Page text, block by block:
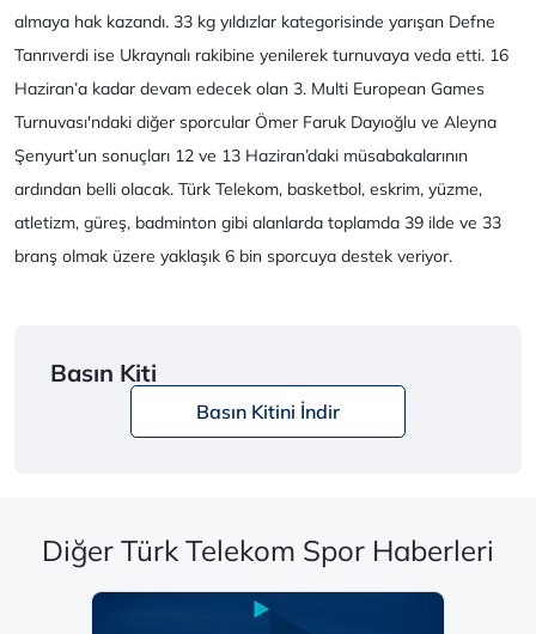
almaya hak kazandı. 33 kg yıldızlar kategorisinde yarışan Defne
Tanrıverdi ise Ukraynalı rakibine yenilerek turnuvaya veda etti. 16
Haziran’a kadar devam edecek olan 3. Multi European Games
Turnuvası'ndaki diğer sporcular Ömer Faruk Dayıoğlu ve Aleyna
Şenyurt’un sonuçları 12 ve 13 Haziran’daki müsabakalarının
ardından belli olacak. Türk Telekom, basketbol, eskrim, yüzme,
atletizm, güreş, badminton gibi alanlarda toplamda 39 ilde ve 33
branş olmak üzere yaklaşık 6 bin sporcuya destek veriyor.
Basın Kiti
Basın Kitini İndir
Diğer Türk Telekom Spor Haberleri